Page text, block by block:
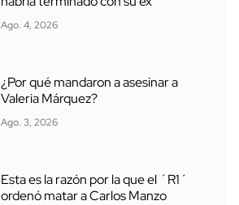
Ago. 4, 2026
¿Por qué mandaron a asesinar a
Valeria Márquez?
Ago. 3, 2026
Esta es la razón por la que el ´R1´
ordenó matar a Carlos Manzo